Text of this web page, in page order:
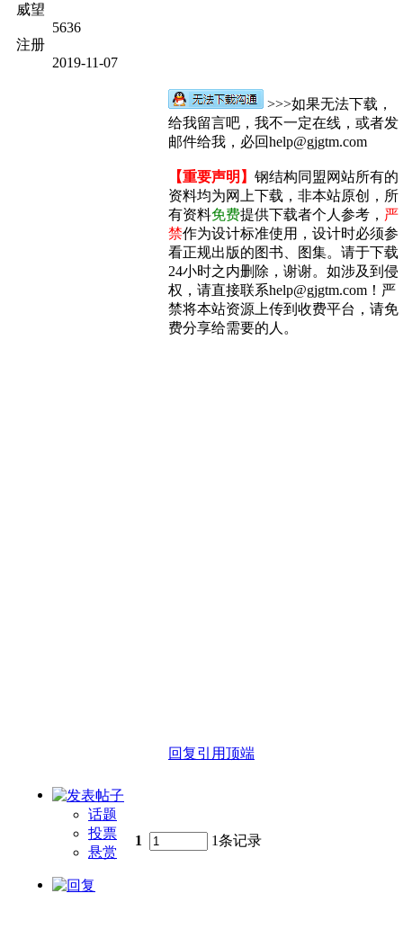
威望
5636
注册
2019-11-07
>>>如果无法下载，
给我留言吧，我不一定在线，或者发
邮件给我，必回help@gjgtm.com
【重要声明】 钢结构同盟网站所有的
资料均为网上下载，非本站原创，所
有资料免费提供下载者个人参考， 严
禁作为设计标准使用，设计时必须参
看正规出版的图书、图集。请于下载
24小时之内删除，谢谢。如涉及到侵
权，请直接联系help@gjgtm.com！严
禁将本站资源上传到收费平台，请免
费分享给需要的人。
回复引用顶端
话题
投票
悬赏
1 1条记录